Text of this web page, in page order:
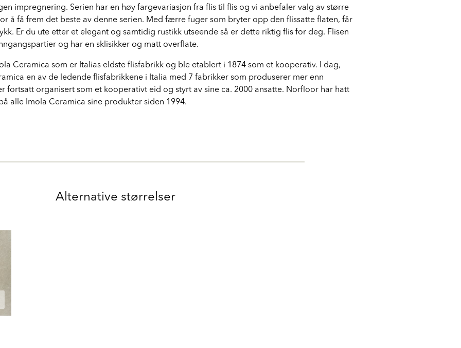
impregnering. Serien har en høy fargevariasjon fra flis til flis og vi anbefaler valg av større
å få frem det beste av denne serien. Med færre fuger som bryter opp den flissatte flaten, får
Er du ute etter et elegant og samtidig rustikk utseende så er dette riktig flis for deg. Flisen
og har en sklisikker og matt overflate.
Ceramica som er Italias eldste flisfabrikk og ble etablert i 1874 som et kooperativ. I dag,
en av de ledende flisfabrikkene i Italia med 7 fabrikker som produserer mer enn
fortsatt organisert som et kooperativt eid og styrt av sine ca. 2000 ansatte. Norfloor har hatt
alle Imola Ceramica sine produkter siden 1994.
Alternative størrelser